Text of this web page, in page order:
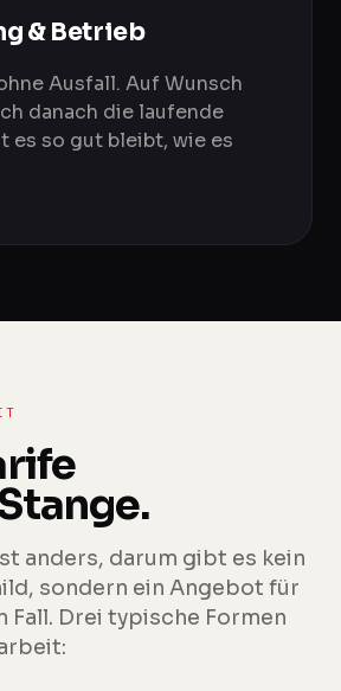
& Betrieb
Ausfall. Auf Wunsch
danach die laufende
es so gut bleibt, wie es
anders, darum gibt es kein
sondern ein Angebot für
Fall. Drei typische Formen